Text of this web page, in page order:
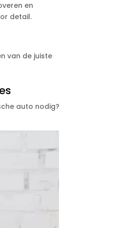
en
detail.
van de juiste
auto nodig?